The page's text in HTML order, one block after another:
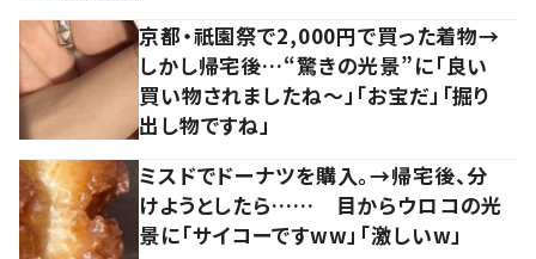
京都・祇園祭で2,000円で買った着物→
しかし帰宅後…“驚きの光景”に「良い
買い物されましたね～」「お宝だ」「掘り
出し物ですね」
ミスドでドーナツを購入。→帰宅後、分
けようとしたら…… 目からウロコの光
景に「サイコーですww」「激しいw」